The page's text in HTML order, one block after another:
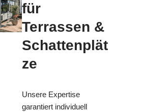
für
Terrassen &
Schattenplät
ze
Unsere Expertise
garantiert individuell